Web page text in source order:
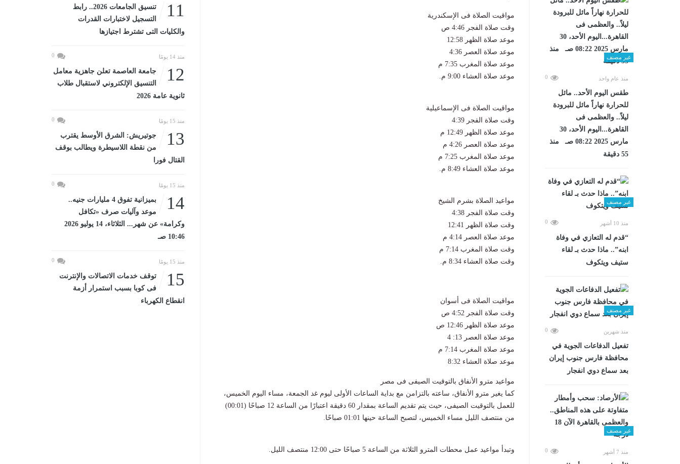
غير مصنف
منذ عام واحد 0
طقس اليوم الأحد.. مائل
للحرارة نهاراً مائل للبرودة
ليلاً.. والعظمى فى
القاهرة...اليوم الأحد، 30
مارس 2025 08:22 صـ منذ
55 دقيقة
غير مصنف
منذ 10 أشهر 0
“قدم له التعازي في وفاة
ابنه”.. ماذا حدث بـ لقاء
ستيف ويتكوف
غير مصنف
منذ شهرين 0
تفعيل الدفاعات الجوية في
محافظة فارس جنوب إيران
بعد سماع دوي انفجار
غير مصنف
منذ 7 أشهر 0
مواقيت الصلاة فى الإسكندرية
وقت صلاة الفجر 4:46 ص
موعد صلاة الظهر 12:58
موعد صلاة العصر 4:36
موعد صلاة المغرب 7:35 م
موعد صلاة العشاء 9:00 م.
مواقيت الصلاة فى الإسماعيلية
وقت صلاة الفجر 4:39
موعد صلاة الظهر 12:49 م
موعد صلاة العصر 4:26 م
موعد صلاة المغرب 7:25 م
موعد صلاة العشاء 8:49 م.
مواعيد الصلاة بشرم الشيخ
وقت صلاة الفجر 4:38
وقت صلاة الظهر 12:41
موعد صلاة العصر 4:14 م
وقت صلاة المغرب 7:14 م
وقت صلاة العشاء 8:34 م.
مواقيت الصلاة فى أسوان
وقت صلاة الفجر 4:52 ص
موعد صلاة الظهر 12:46 ص
موعد صلاة العصر 13: 4
موعد صلاة المغرب 7:14 م
موعد صلاة العشاء 8:32
مواعيد مترو الأنفاق بالتوقيت الصيفى فى مصر
كما يغير مترو الأنفاق، ساعته بالتزامن مع بداية الساعات الأولى ليوم غد الجمعة، مساء اليوم الخميس،
للعمل بالتوقيت الصيفى، حيث يتم تقديم الساعة بمقدار 60 دقيقة اعتبارًا من الساعة 12 صباحًا (00:01)
من منتصف الليل مساء الخميس، لتصبح الساعة حينها 01:01 صباحًا.
وتبدأ مواعيد عمل محطات المترو الثلاثة من الساعة 5 صباحًا حتى 12:00 منتصف الليل.
11
تنسيق الجامعات 2026.. رابط
التسجيل لاختبارات القدرات
والكليات التى تشترط اجتيازها
منذ 14 يومًا 0
12
جامعة العاصمة تعلن جاهزية معامل
التنسيق الإلكتروني لاستقبال طلاب
ثانوية عامة 2026
منذ 15 يومًا 0
13
جوتيريش: الشرق الأوسط يقترب
من نقطة اللاسيطرة ويطالب بوقف
القتال فورا
منذ 15 يومًا 0
14
بميزانية تفوق 4 مليارات جنيه..
موعد وآليات صرف «تكافل
وكرامة» عن شهر... الثلاثاء، 14 يوليو 2026
10:46 صـ
منذ 15 يومًا 0
15
توقف خدمات الاتصالات والإنترنت
فى كوبا بسبب استمرار أزمة
انقطاع الكهرباء